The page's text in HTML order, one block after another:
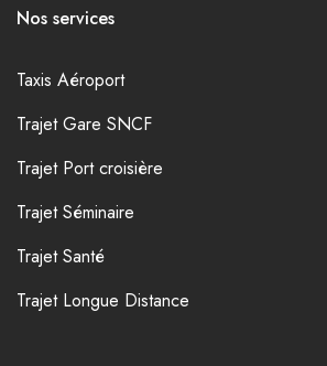
Nos services
Taxis Aéroport
Trajet Gare SNCF
Trajet Port croisière
Trajet Séminaire
Trajet Santé
Trajet Longue Distance